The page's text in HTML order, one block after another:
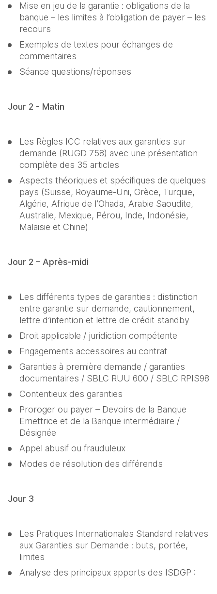
Mise en jeu de la garantie : obligations de la
banque – les limites à l’obligation de payer – les
recours
Exemples de textes pour échanges de
commentaires
Séance questions/réponses
Jour 2 - Matin
Les Règles ICC relatives aux garanties sur
demande (RUGD 758) avec une présentation
complète des 35 articles
Aspects théoriques et spécifiques de quelques
pays (Suisse, Royaume-Uni, Grèce, Turquie,
Algérie, Afrique de l’Ohada, Arabie Saoudite,
Australie, Mexique, Pérou, Inde, Indonésie,
Malaisie et Chine)
Jour 2 – Après-midi
Les différents types de garanties : distinction
entre garantie sur demande, cautionnement,
lettre d’intention et lettre de crédit standby
Droit applicable / juridiction compétente
Engagements accessoires au contrat
Garanties à première demande / garanties
documentaires / SBLC RUU 600 / SBLC RPIS98
Contentieux des garanties
Proroger ou payer – Devoirs de la Banque
Emettrice et de la Banque intermédiaire /
Désignée
Appel abusif ou frauduleux
Modes de résolution des différends
Jour 3
Les Pratiques Internationales Standard relatives
aux Garanties sur Demande : buts, portée,
limites
Analyse des principaux apports des ISDGP :